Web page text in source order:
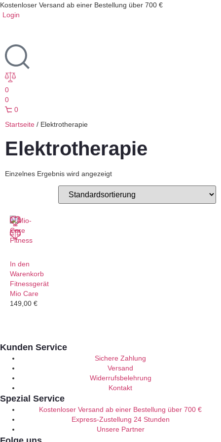
Kostenloser Versand ab einer Bestellung über 700 €
Login
0
0
0
Startseite / Elektrotherapie
Elektrotherapie
Einzelnes Ergebnis wird angezeigt
In den
Warenkorb
Fitnessgerät
Mio Care
149,00 €
Kunden Service
Sichere Zahlung
Versand
Widerrufsbelehrung
Kontakt
Spezial Service
Kostenloser Versand ab einer Bestellung über 700 €
Express-Zustellung 24 Stunden
Unsere Partner